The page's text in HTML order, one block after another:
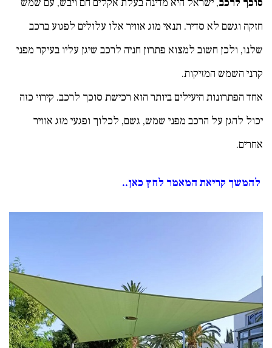
חזקה וגשם לא סדיר. תנאי מזג אוויר אלו עלולים לפגוע ברכב
שלנו, ולכן חשוב למצוא פתרון חניה לרכב שיגן עליו בעיקר מפני
קרני השמש המזיקות.
אחד הפתרונות היעילים ביותר הוא רכישת סוכך לרכב. קירוי כזה
יכול להגן על הרכב מפני שמש, גשם, לכלוך ופגעי מזג אוויר
אחרים.
להמשך קריאת המאמר לחץ כאן..